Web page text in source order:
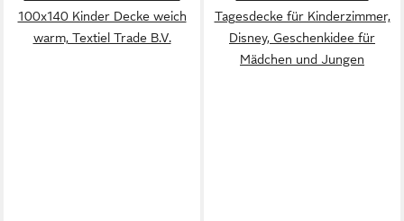
100x140 Kinder Decke weich
warm, Textiel Trade B.V.
Tagesdecke für Kinderzimmer,
Disney, Geschenkidee für
Mädchen und Jungen